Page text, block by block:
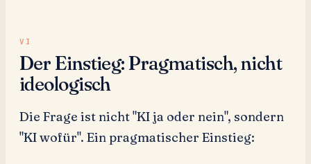
Der Einstieg: Pragmatisch, nicht
ideologisch
Die Frage ist nicht "KI ja oder nein", sondern
"KI wofür". Ein pragmatischer Einstieg: